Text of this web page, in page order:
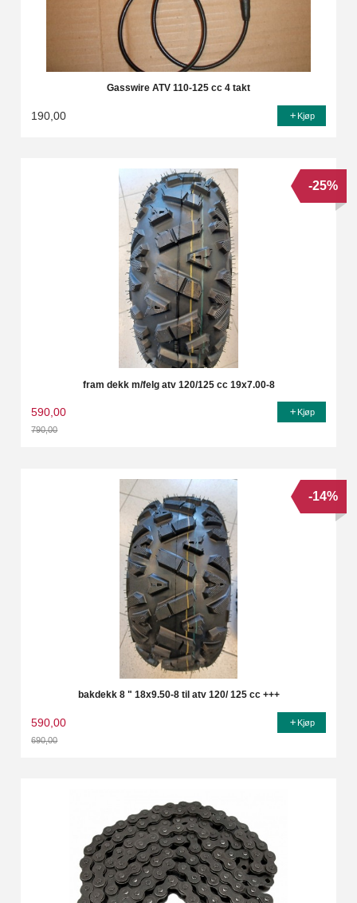
Gasswire ATV 110-125 cc 4 takt
190,00 Kjøp
fram dekk m/felg atv 120/125 cc 19x7.00-8
590,00
790,00
-25%
Kjøp
bakdekk 8 " 18x9.50-8 til atv 120/ 125 cc +++
590,00
690,00
-14%
Kjøp